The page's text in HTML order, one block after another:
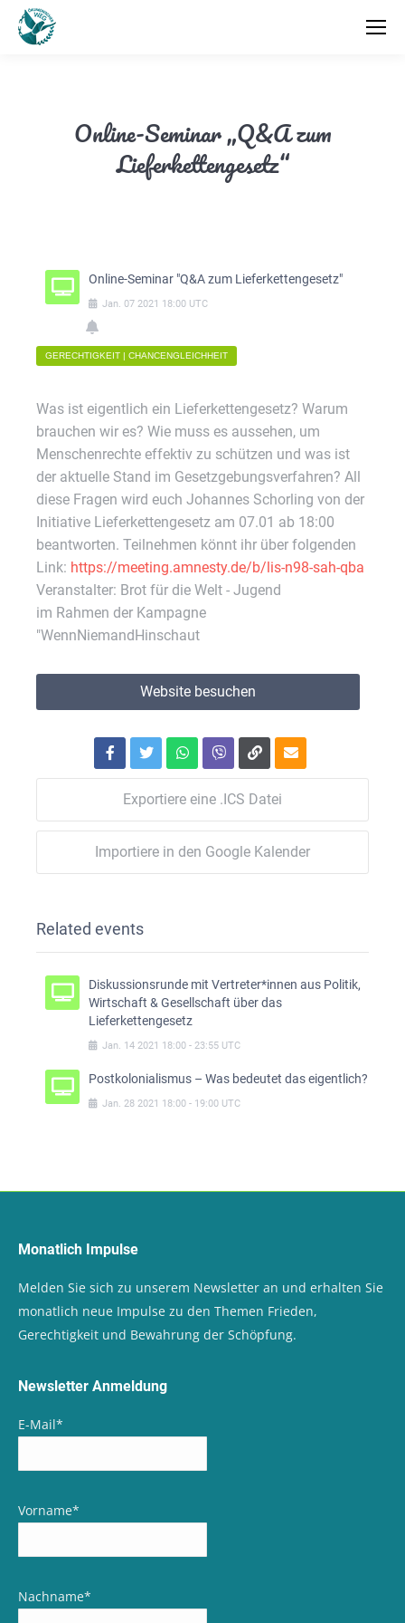
Online-Seminar „Q&A zum
Lieferkettengesetz“
Online-Seminar "Q&A zum Lieferkettengesetz"
Jan. 07 2021 18:00 UTC
GERECHTIGKEIT | CHANCENGLEICHHEIT
Was ist eigentlich ein Lieferkettengesetz? Warum
brauchen wir es? Wie muss es aussehen, um
Menschenrechte effektiv zu schützen und was ist
der aktuelle Stand im Gesetzgebungsverfahren? All
diese Fragen wird euch Johannes Schorling von der
Initiative Lieferkettengesetz am 07.01 ab 18:00
beantworten. Teilnehmen könnt ihr über folgenden
Link: https://meeting.amnesty.de/b/lis-n98-sah-qba
Veranstalter: Brot für die Welt - Jugend
im Rahmen der Kampagne
"WennNiemandHinschaut
Website besuchen
Exportiere eine .ICS Datei
Importiere in den Google Kalender
Related events
Diskussionsrunde mit Vertreter*innen aus Politik,
Wirtschaft & Gesellschaft über das
Lieferkettengesetz
Jan. 14 2021 18:00 - 23:55 UTC
Postkolonialismus – Was bedeutet das eigentlich?
Jan. 28 2021 18:00 - 19:00 UTC
Monatlich Impulse
Melden Sie sich zu unserem Newsletter an und erhalten Sie
monatlich neue Impulse zu den Themen Frieden,
Gerechtigkeit und Bewahrung der Schöpfung.
Newsletter Anmeldung
E-Mail*
Vorname*
Nachname*